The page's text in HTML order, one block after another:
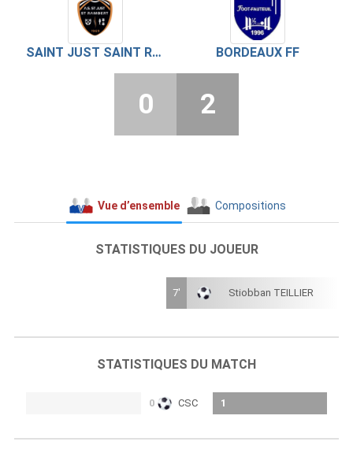
SAINT JUST SAINT RAMBERT BORDEAUX FF
0 2
Vue d’ensemble Compositions
STATISTIQUES DU JOUEUR
7' Stiobban TEILLIER
STATISTIQUES DU MATCH
0 CSC 1